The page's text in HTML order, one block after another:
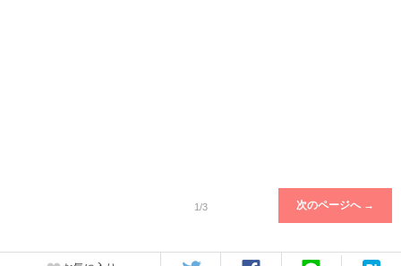
1/3 次のページへ →